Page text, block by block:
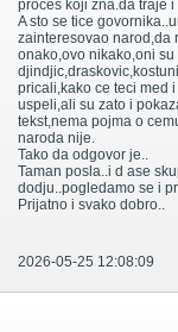
proces koji zna.da traje
A sto se tice
zainteresovao narod,da
onako,ovo nikako,oni
pricali,kako ce teci med
uspeli,ali su zato i
tekst,nema pojma o
naroda nije.
Tako da odgovor je..
Taman posla..i d ase
dodju..pogledamo se i
Prijatno i svako dobro..
2026-05-25 12:08:09